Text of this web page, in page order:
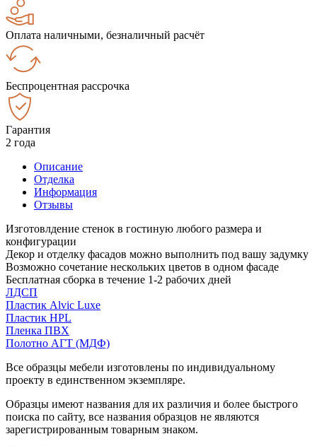
Оплата наличными, безналичный расчёт
Беспроцентная рассрочка
Гарантия
2 года
Описание
Отделка
Информация
Отзывы
Изготовлдение стенок в гостиную любого размера и
конфигурации
Декор и отделку фасадов можно выполнить под вашу задумку
Возможно сочетание нескольких цветов в одном фасаде
Бесплатная сборка в течение 1-2 рабочих дней
ЛДСП
Пластик Alvic Luxe
Пластик HPL
Пленка ПВХ
Полотно АГТ (МДФ)
Все образцы мебели изготовлены по индивидуальному
проекту в единственном экземпляре.
Образцы имеют названия для их различия и более быстрого
поиска по сайту, все названия образцов не являются
зарегистрированным товарным знаком.